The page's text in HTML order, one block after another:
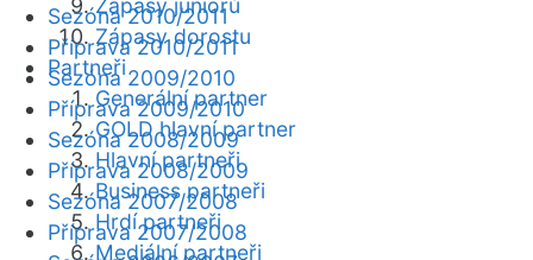
Zápasy juniorů
Zápasy dorostu
Partneři
Generální partner
GOLD hlavní partner
Hlavní partneři
Business partneři
Hrdí partneři
Mediální partneři
Sezóna 2010/2011
Příprava 2010/2011
Sezóna 2009/2010
Příprava 2009/2010
Sezóna 2008/2009
Příprava 2008/2009
Sezóna 2007/2008
Příprava 2007/2008